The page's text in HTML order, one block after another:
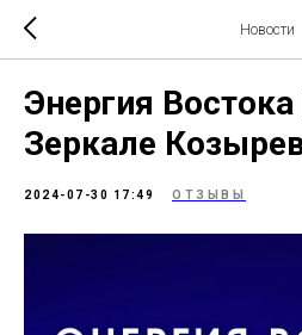
Новости
Энергия
Зеркале
2024-07-30 17:49 ОТЗЫВЫ